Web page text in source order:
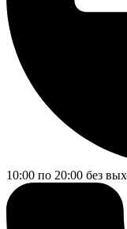
10:00 по 20:00 без